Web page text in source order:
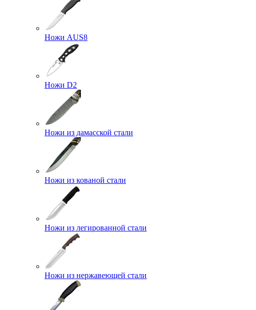
Ножи AUS8
Ножи D2
Ножи из дамасской стали
Ножи из кованой стали
Ножи из легированной стали
Ножи из нержавеющей стали